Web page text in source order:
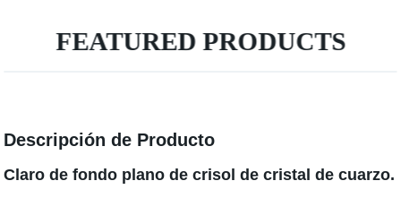
FEATURED PRODUCTS
Descripción de Producto
Claro de fondo plano de crisol de cristal de cuarzo.